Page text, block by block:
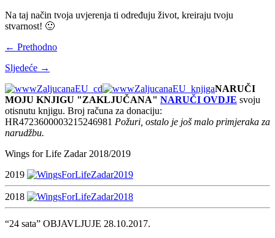
Na taj način tvoja uvjerenja ti određuju život, kreiraju tvoju
stvarnost! 🙂
← Prethodno
Sljedeće →
NARUČI
MOJU KNJIGU "ZAKLJUČANA" NARUČI OVDJE svoju
otisnutu knjigu. Broj računa za donaciju:
HR4723600003215246981 Požuri, ostalo je još malo primjeraka za
narudžbu.
Wings for Life Zadar 2018/2019
2019
2018
“24 sata” OBJAVLJUJE 28.10.2017.